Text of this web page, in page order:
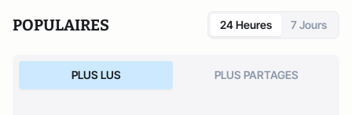
divisée(Privat, 2017),
1968: Quand l'Amérique
2018),Joe Biden : le 3e mandat de Barack Obama
biographie de Joe Biden
(Nouveau Monde, 2020) et
Géopolitique des Etats-Unis(Puf, 2022).
POPULAIRES 24 Heures 7 Jours
PLUS LUS PLUS PARTAGES